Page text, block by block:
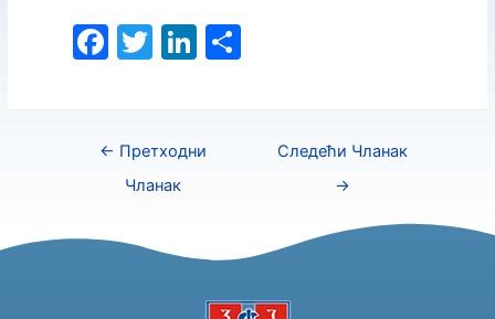
F
e
b
o
T
er
Li
e
S
← Претходни
Чланак
Следећи Чланак
→